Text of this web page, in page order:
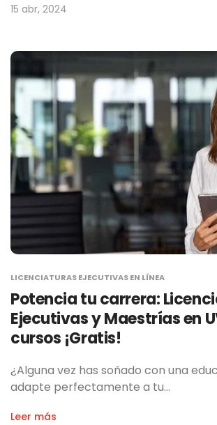
15 abr, 2024
LICENCIATURAS EJECUTIVAS EN LÍNEA
Potencia tu carrera:
Ejecutivas y Maestrías en
cursos ¡Gratis!
¿Alguna vez has soñado con una
adapte perfectamente a tu…
Leer más